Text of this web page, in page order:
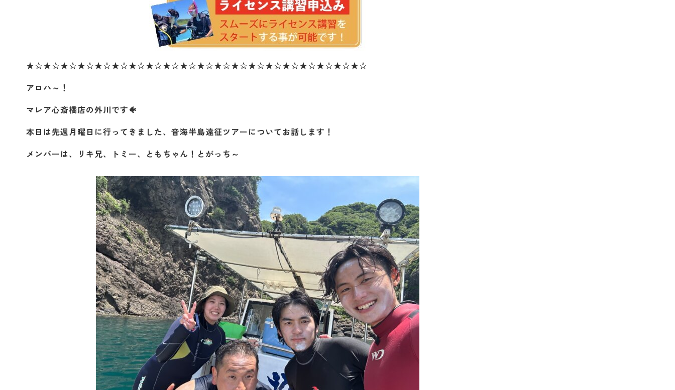
★☆★☆★☆★☆★☆★☆★☆★☆★☆★☆★☆★☆★☆★☆★☆★☆★☆★☆★☆★☆
アロハ～！
マレア心斎橋店の外川です🐠
本日は先週月曜日に行ってきました、音海半島遠征ツアーについてお話します！
メンバーは、リキ兄、トミー、ともちゃん！とがっち～